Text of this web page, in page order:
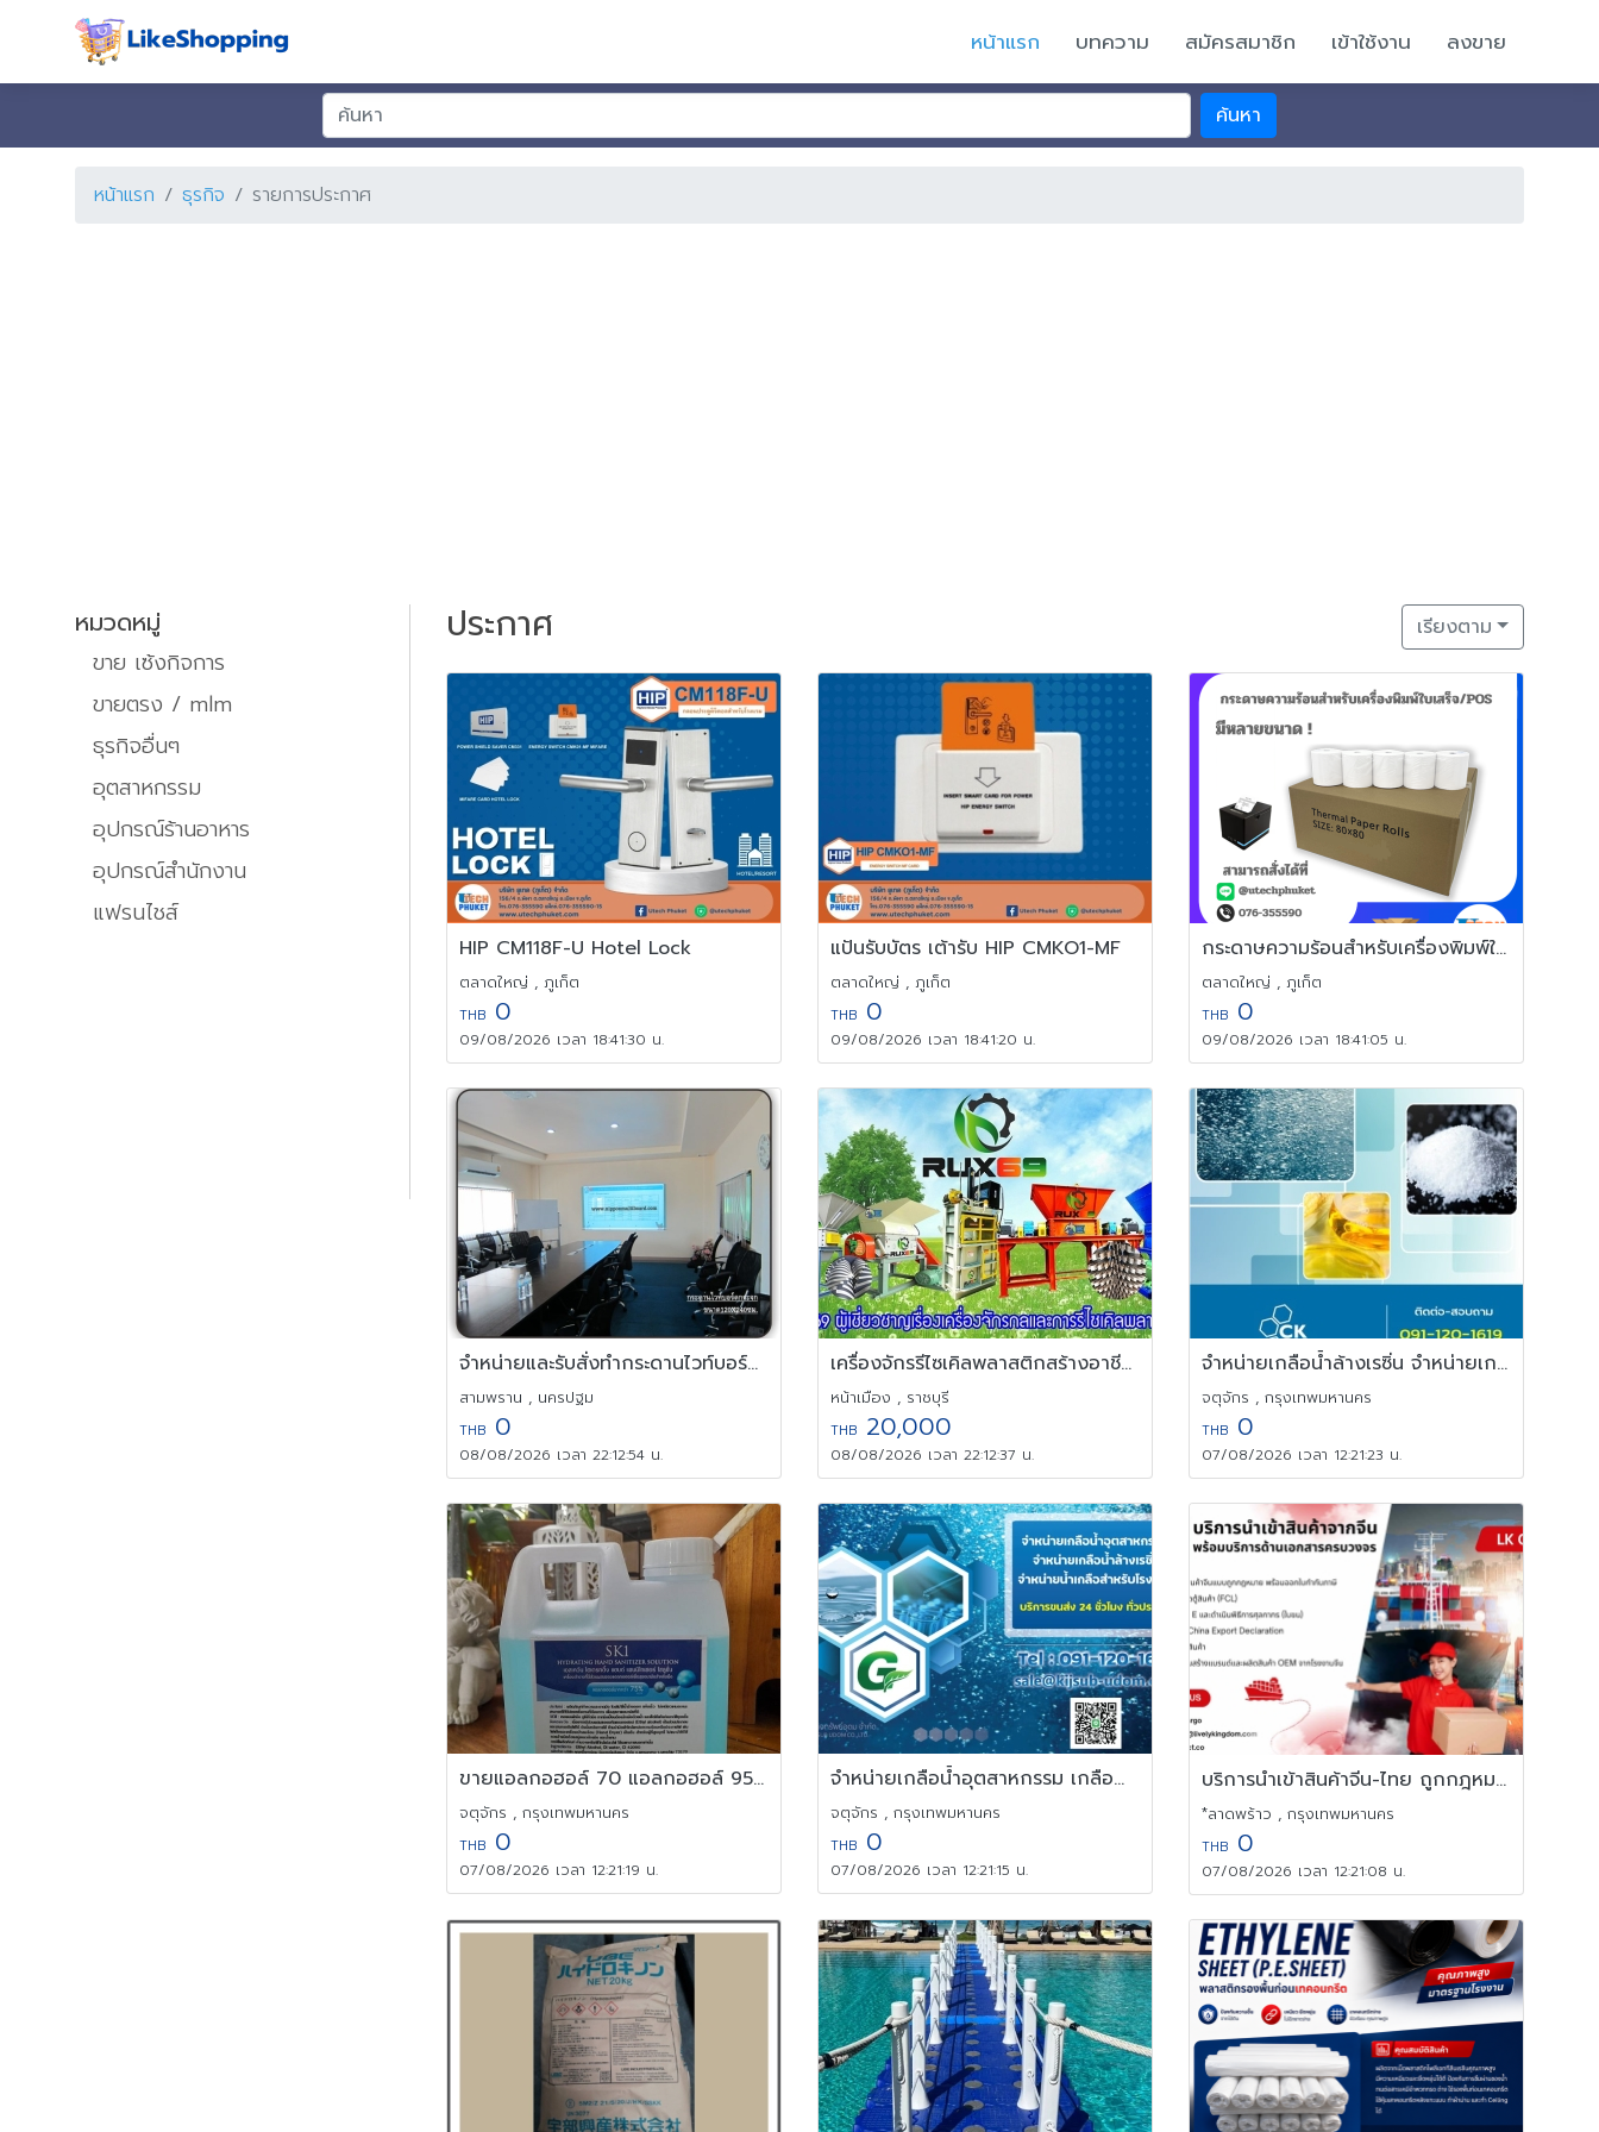
หน้าแรก บทความ สมัครสมาชิก เข้าใช้งาน ลงขาย
ค้นหา
หน้าแรก ธุรกิจ รายการประกาศ
หมวดหมู่
ขาย เซ้งกิจการ
ขายตรง / mlm
ธุรกิจอื่นๆ
อุตสาหกรรม
อุปกรณ์ร้านอาหาร
อุปกรณ์สำนักงาน
แฟรนไชส์
ประกาศ เรียงตาม
HIP CM118F-U Hotel Lock
ตลาดใหญ่ , ภูเก็ต
THB 0
09/08/2026 เวลา 18:41:30 น.
แปันรับบัตร เต้ารับ HIP CMKO1-MF
ตลาดใหญ่ , ภูเก็ต
THB0
09/08/2026 เวลา 18:41:20 น.
กระดาษความร้อนสำหรับเครื่องพิมพ์ใบเสร็จ / POS
ตลาดใหญ่ , ภูเก็ต
THB0
09/08/2026 เวลา 18:41:05 น.
จำหน่ายและรับสั่งทำกระดานไวท์บอร์ดคุณภาพราคาไม่แพง
สามพราน , นครปฐม
THB 0
08/08/2026 เวลา 22:12:54 น.
เครื่องจักรรีไซเคิลพลาสติกสร้างอาชีพ รางวัลชนะเลิศด้านเครื่องจักร
หน้าเมือง , ราชบุรี
THB20,000
08/08/2026 เวลา 22:12:37 น.
จำหน่ายเกลือน้ำล้างเรซิ่น จำหน่ายเกลือน้ำอุตสาหกรรม
จตุจักร , กรุงเทพมหานคร
THB0
07/08/2026 เวลา 12:21:23 น.
ขายแอลกอฮอล์ 70 แอลกอฮอล์ 95 แอลกอฮอล์ food grade
จตุจักร , กรุงเทพมหานคร
THB 0
07/08/2026 เวลา 12:21:19 น.
จำหน่ายเกลือน้ำอุตสาหกรรม เกลือน้ำล้างเรซิ่น น้ำเกลือสำหรับโรงงาน
จตุจักร , กรุงเทพมหานคร
THB0
07/08/2026 เวลา 12:21:15 น.
บริการนำเข้าสินค้าจีน-ไทย ถูกกฎหมาย พร้อมบริการด้านเอกสารครบวงจร
*ลาดพร้าว , กรุงเทพมหานคร
THB0
07/08/2026 เวลา 12:21:08 น.